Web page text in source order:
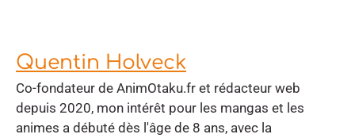
Quentin Holveck
Co-fondateur de AnimOtaku.fr et rédacteur web
depuis 2020, mon intérêt pour les mangas et les
animes a débuté dès l'âge de 8 ans, avec la